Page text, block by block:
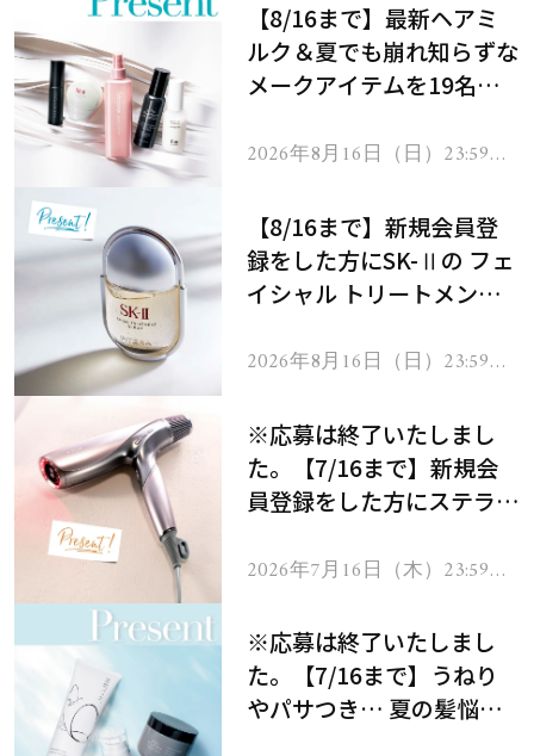
【8/16まで】最新ヘアミ
ルク＆夏でも崩れ知らずな
メークアイテムを19名様
2026年8月16日（日）23:59ま
【8/16まで】新規会員登
録をした方にSK-Ⅱの フェ
イシャル トリートメント
2026年8月16日（日）23:59ま
※応募は終了いたしまし
た。【7/16まで】新規会
員登録をした方にステラボ
ヘアドライヤー ジュエル
2026年7月16日（木）23:59ま
※応募は終了いたしまし
た。【7/16まで】うねり
やパサつき… 夏の髪悩み